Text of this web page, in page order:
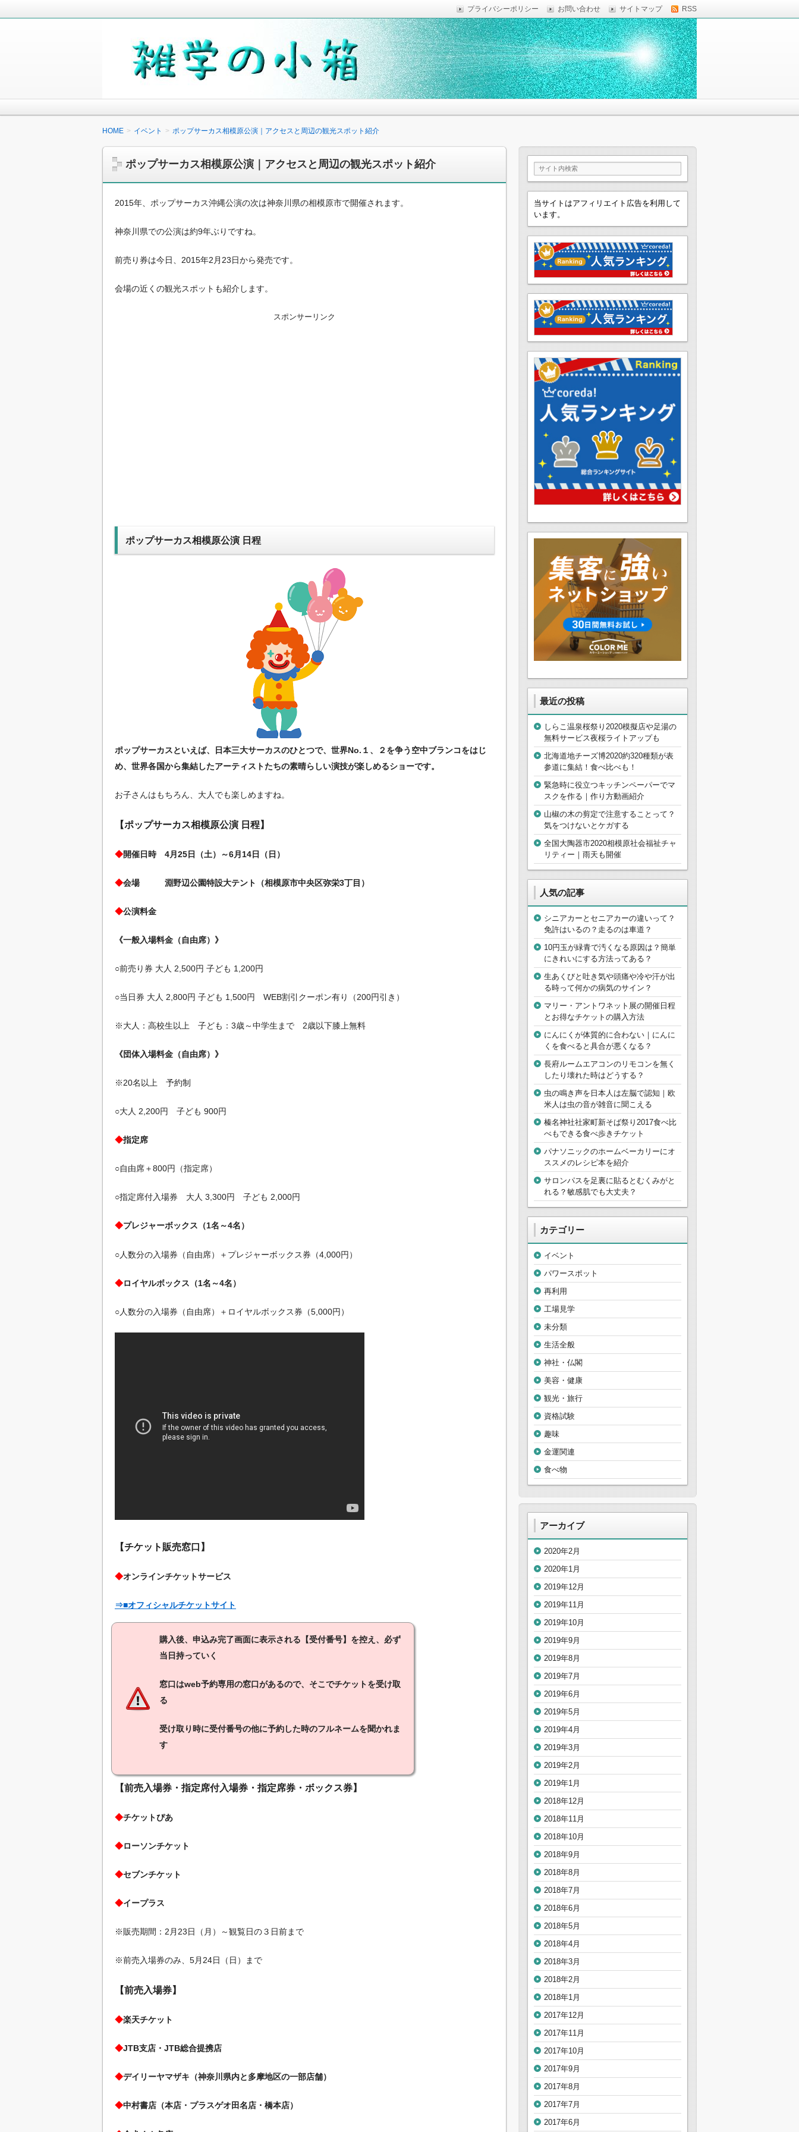
RSS
プライバシーポリシー お問い合わせ サイトマップ
雑学の小箱
毎日の生活の中で気になったことや知っていれば便利なことなどを気がついた時に綴っています。
少しでも役に立つことがあれば嬉しく思います。
HOME イベント ポップサーカス相模原公演｜アクセスと周辺の観光スポット紹介
ポップサーカス相模原公演｜アクセスと周辺の観光スポット紹介
2015年、ポップサーカス沖縄公演の次は神奈川県の相模原市で開催されます。
神奈川県での公演は約9年ぶりですね。
前売り券は今日、2015年2月23日から発売です。
会場の近くの観光スポットも紹介します。
スポンサーリンク
ポップサーカス相模原公演 日程
ポップサーカスといえば、日本三大サーカスのひとつで、世界No.１、２を争う空中ブランコをはじ
め、世界各国から集結したアーティストたちの素晴らしい演技が楽しめるショーです。
お子さんはもちろん、大人でも楽しめますね。
【ポップサーカス相模原公演 日程】
◆開催日時 4月25日（土）～6月14日（日）
◆会場 淵野辺公園特設大テント（相模原市中央区弥栄3丁目）
◆公演料金
《一般入場料金（自由席）》
○前売り券 大人 2,500円 子ども 1,200円
○当日券 大人 2,800円 子ども 1,500円 WEB割引クーポン有り（200円引き）
※大人：高校生以上 子ども：3歳～中学生まで 2歳以下膝上無料
《団体入場料金（自由席）》
※20名以上 予約制
○大人 2,200円 子ども 900円
◆指定席
○自由席＋800円（指定席）
○指定席付入場券 大人 3,300円 子ども 2,000円
◆プレジャーボックス（1名～4名）
○人数分の入場券（自由席）＋プレジャーボックス券（4,000円）
◆ロイヤルボックス（1名～4名）
○人数分の入場券（自由席）＋ロイヤルボックス券（5,000円）
【チケット販売窓口】
◆オンラインチケットサービス
⇒■オフィシャルチケットサイト
購入後、申込み完了画面に表示される【受付番号】を控え、必ず
当日持っていく
窓口はweb予約専用の窓口があるので、そこでチケットを受け取
る
受け取り時に受付番号の他に予約した時のフルネームを聞かれま
す
【前売入場券・指定席付入場券・指定席券・ボックス券】
◆チケットぴあ
◆ローソンチケット
◆セブンチケット
◆イープラス
※販売期間：2月23日（月）～観覧日の３日前まで
※前売入場券のみ、5月24日（日）まで
【前売入場券】
◆楽天チケット
◆JTB支店・JTB総合提携店
◆デイリーヤマザキ（神奈川県内と多摩地区の一部店舗）
◆中村書店（本店・プラスゲオ田名店・橋本店）
当サイトはアフィリエイト広告を利用して
います。
最近の投稿
しらこ温泉桜祭り2020模擬店や足湯の
無料サービス夜桜ライトアップも
北海道地チーズ博2020約320種類が表
参道に集結！食べ比べも！
緊急時に役立つキッチンペーパーでマ
スクを作る｜作り方動画紹介
山椒の木の剪定で注意することって？
気をつけないとケガする
全国大陶器市2020相模原社会福祉チャ
リティー｜雨天も開催
人気の記事
シニアカーとセニアカーの違いって？
免許はいるの？走るのは車道？
10円玉が緑青で汚くなる原因は？簡単
にきれいにする方法ってある？
生あくびと吐き気や頭痛や冷や汗が出
る時って何かの病気のサイン？
マリー・アントワネット展の開催日程
とお得なチケットの購入方法
にんにくが体質的に合わない｜にんに
くを食べると具合が悪くなる？
長府ルームエアコンのリモコンを無く
したり壊れた時はどうする？
虫の鳴き声を日本人は左脳で認知｜欧
米人は虫の音が雑音に聞こえる
榛名神社社家町新そば祭り2017食べ比
べもできる食べ歩きチケット
パナソニックのホームベーカリーにオ
ススメのレシピ本を紹介
サロンパスを足裏に貼るとむくみがと
れる？敏感肌でも大丈夫？
カテゴリー
イベント
パワースポット
再利用
工場見学
未分類
生活全般
神社・仏閣
美容・健康
観光・旅行
資格試験
趣味
金運関連
食べ物
アーカイブ
2020年2月
2020年1月
2019年12月
2019年11月
2019年10月
2019年9月
2019年8月
2019年7月
2019年6月
2019年5月
2019年4月
2019年3月
2019年2月
2019年1月
2018年12月
2018年11月
2018年10月
2018年9月
2018年8月
2018年7月
2018年6月
2018年5月
2018年4月
2018年3月
2018年2月
2018年1月
2017年12月
2017年11月
2017年10月
2017年9月
2017年8月
2017年7月
2017年6月